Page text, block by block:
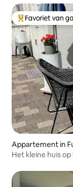
Topfavoriet van
Favoriet van
Appartement in
Het kleine huis